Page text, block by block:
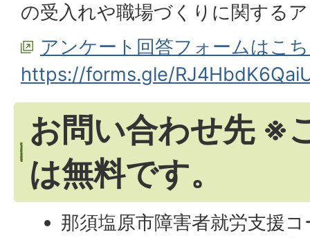
の受入れや職場づくりに関する
アンケート回答フォームはこ
https://forms.gle/
お問い合わせ先 ※
は無料です。
那須塩原市障害者就労支援